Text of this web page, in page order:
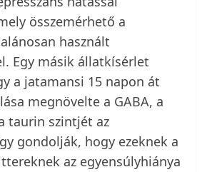
összemérhető a
használt
Egy másik állatkísérlet
a jatamansi 15 napon át
megnövelte a GABA, a
taurin szintjét az
gondolják, hogy ezeknek a
az egyensúlyhiánya